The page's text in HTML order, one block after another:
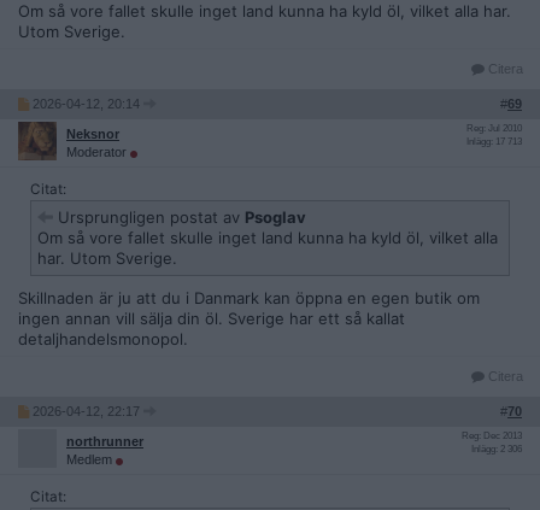
Om så vore fallet skulle inget land kunna ha kyld öl, vilket alla har.
Utom Sverige.
Citera
2026-04-12, 20:14 #69
Neksnor
Moderator
Reg: Jul 2010
Inlägg: 17 713
Citat:
Ursprungligen postat av Psoglav
Om så vore fallet skulle inget land kunna ha kyld öl, vilket alla
har. Utom Sverige.
Skillnaden är ju att du i Danmark kan öppna en egen butik om
ingen annan vill sälja din öl. Sverige har ett så kallat
detaljhandelsmonopol.
Citera
2026-04-12, 22:17 #70
northrunner
Medlem
Reg: Dec 2013
Inlägg: 2 306
Citat: